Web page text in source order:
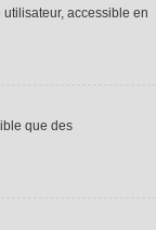
accessible en
que des